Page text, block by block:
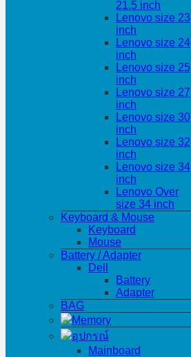
21.5 inch
Lenovo size 23
inch
Lenovo size 24
inch
Lenovo size 25
inch
Lenovo size 27
inch
Lenovo size 30
inch
Lenovo size 32
inch
Lenovo size 34
inch
Lenovo Over
size 34 inch
Keyboard & Mouse
Keyboard
Mouse
Battery / Adapter
Dell
Battery
Adapter
BAG
Memory
อุปกรณ์
Mainboard